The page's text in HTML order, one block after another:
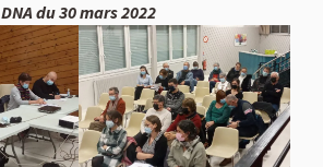
DNA du 30 mars 2022